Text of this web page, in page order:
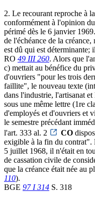
2. Le recourant reproche à
conformément à l'opinion
périmé dès le 6 janvier
de l'échéance de la
est dû qui est déterminante;
RO 49 III 260. Alors que
c) mettait au bénéfice du
d'ouvriers "pour les trois
faillite", le nouveau texte
dans l'industrie, l'artisanat
sous une même lettre (1re
d'employés et d'ouvriers et
le semestre précédant
l'art. 333 al. 2
CO
exigible à la fin du contrat".
5 juillet 1968, il n'était en
de cassation civile de
que la créance était née au
110).
BGE 97 I 314 S. 318